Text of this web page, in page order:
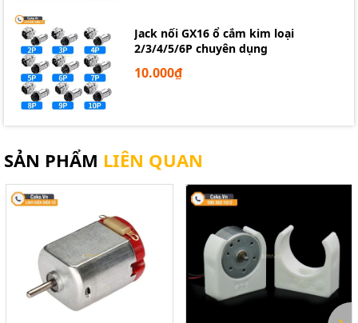
Jack nối GX16 ổ cắm kim loại
2/3/4/5/6P chuyên dụng
10.000₫
SẢN PHẨM LIÊN QUAN